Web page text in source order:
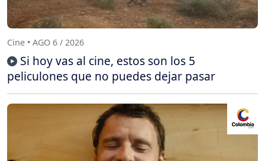
Cine • AGO 6 / 2026
Si hoy vas al cine, estos son los 5
peliculones que no puedes dejar pasar